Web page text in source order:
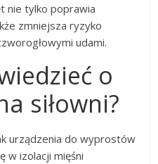
nie tylko poprawia
zmniejsza ryzyko
udami.
o
siłowni?
urządzenia do wyprostów
w izolacji mięśni